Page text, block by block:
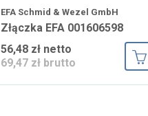
EFA Schmid & Wezel GmbH
Złączka EFA 001606598
56,48 zł netto
69,47 zł brutto